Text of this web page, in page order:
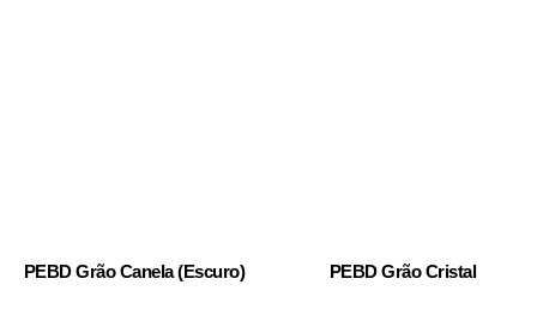
PEBD Grão Canela (Escuro) PEBD Grão Cristal